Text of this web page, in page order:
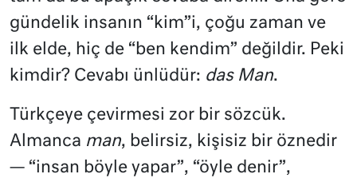
gündelik insanın “kim”i, çoğu zaman ve
ilk elde, hiç de “ben kendim” değildir. Peki
kimdir? Cevabı ünlüdür: das Man.
Türkçeye çevirmesi zor bir sözcük.
Almanca man, belirsiz, kişisiz bir öznedir
— “insan böyle yapar”, “öyle denir”,